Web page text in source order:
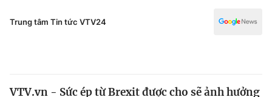
Pháp luật
Trung tâm Tin tức VTV24
VTV.vn - Sức ép từ Brexit được cho sẽ ảnh hưởng